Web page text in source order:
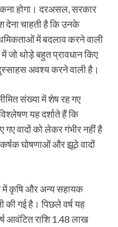
होगा। दरअसल, सरकार
चाहती है कि उनके
में बदलाव करने वाली
जो थोड़े बहुत प्रावधान किए
अवश्य करने वाली है।
संख्या में शेष रह गए
यह दर्शाते हैं कि
वादों को लेकर गंभीर नहीं है
घोषणाओं और झूठे वादों
में कृषि और अन्य सहायक
की गई है। पिछले वर्ष यह
आवंटित राशि 1.48 लाख